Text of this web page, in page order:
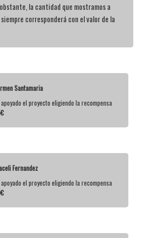
la cantidad que mostramos a
corresponderá con el valor de la
Santamaria
el proyecto eligiendo la recompensa
Fernandez
el proyecto eligiendo la recompensa